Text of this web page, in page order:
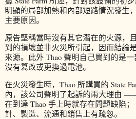
明顯的局部加熱和內部短路情況發生
主要原因。
原告堅稱當時沒有其它潛在的火源，
到的損壞並非火災所引起，因而結論
來源。此外 Thao 聲明自己買到的是一
沒有篡改或更換過電池。
在火災發生時，Thao 所購買的 State
內，該公司聲明了起訴的兩大理由
在到達 Thao 手上時就存在問題缺陷
計、製造、流通和銷售上有疏忽。